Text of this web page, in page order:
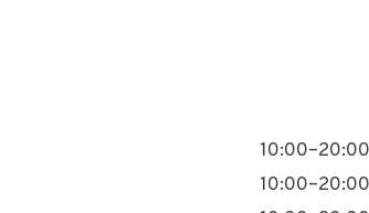
10:00–20:00
10:00–20:00